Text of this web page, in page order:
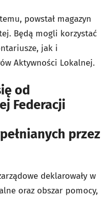
powstał magazyn
Będą mogli korzystać
jak i
Aktywności Lokalnej.
od
Federacji
przez
deklarowały w
oraz obszar pomocy,